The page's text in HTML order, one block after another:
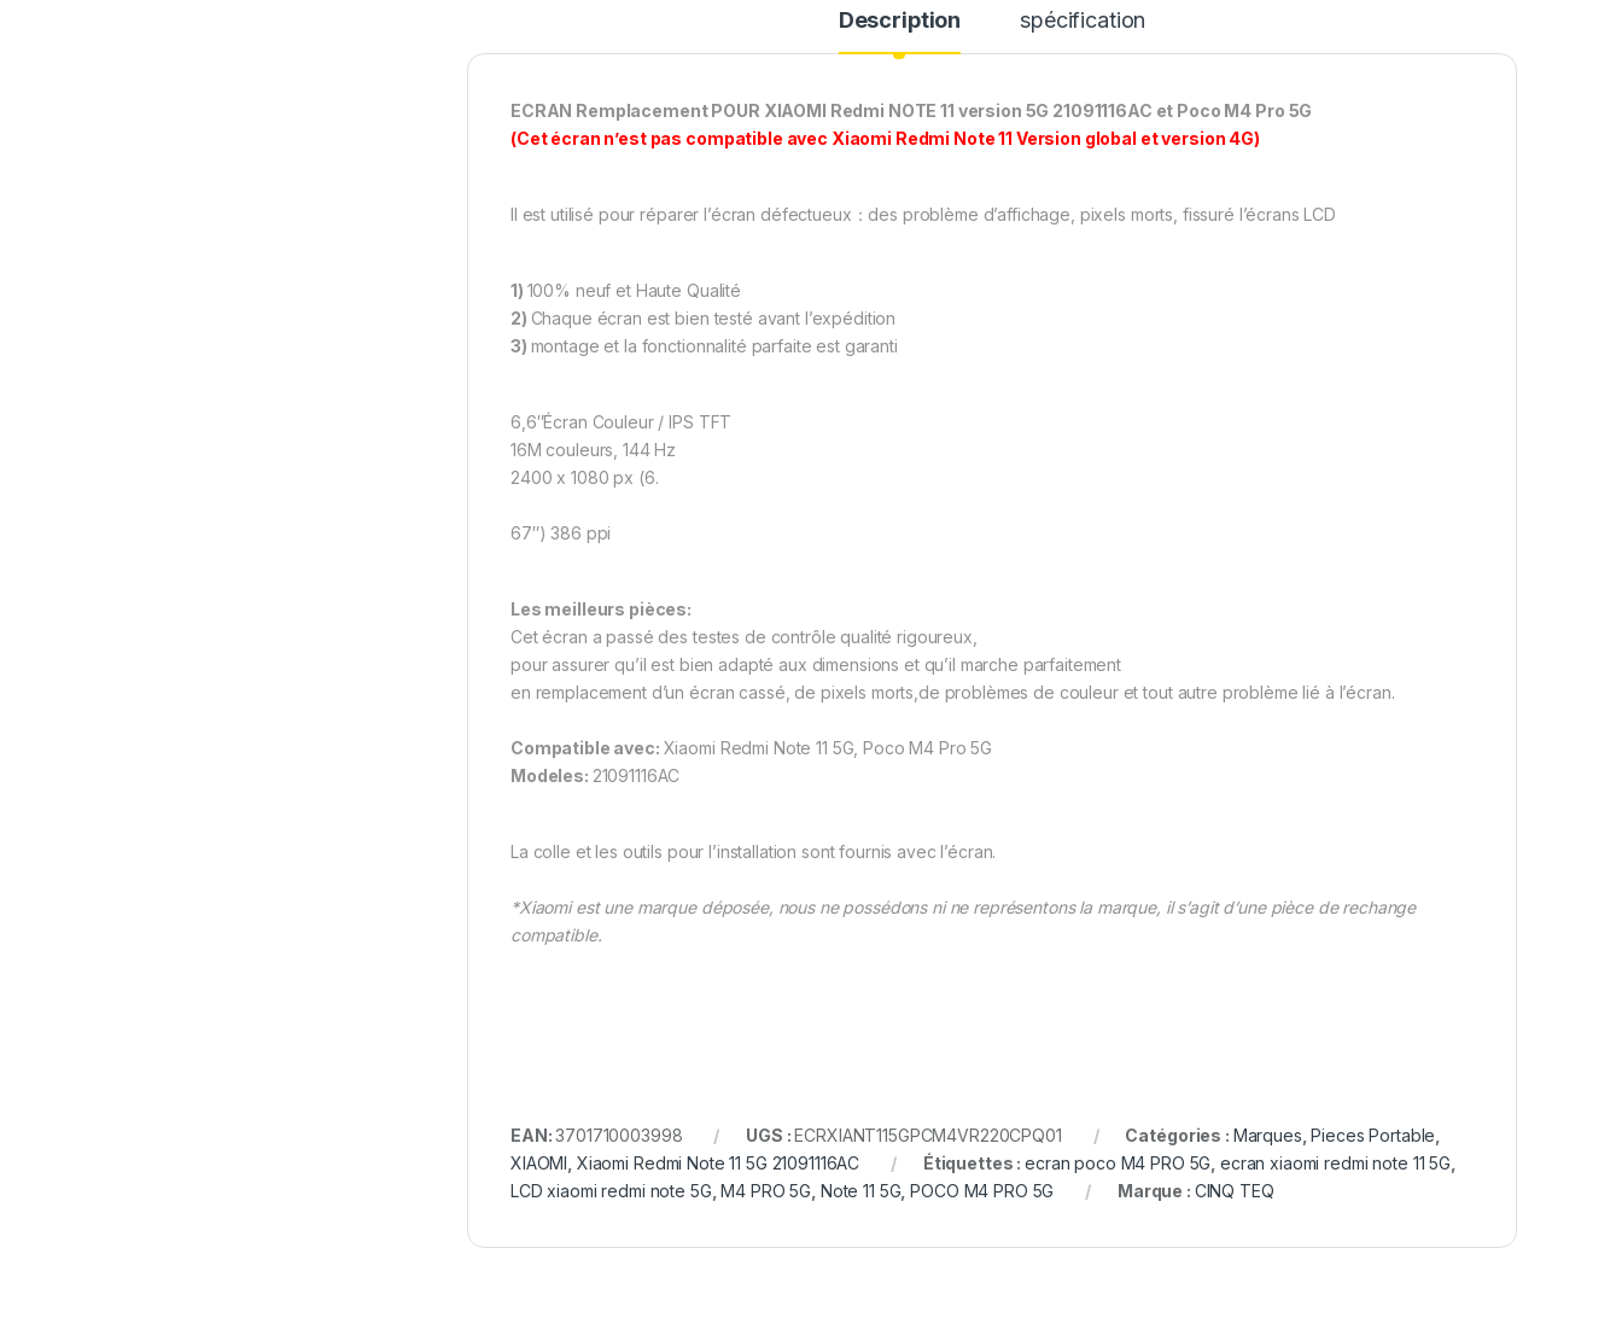
Description spécification
ECRAN Remplacement POUR XIAOMI Redmi NOTE 11 version 5G 21091116AC et Poco M4 Pro 5G
(Cet écran n’est pas compatible avec Xiaomi Redmi Note 11 Version global et version 4G)
Il est utilisé pour réparer l’écran défectueux：des problème d’affichage, pixels morts, fissuré l’écrans LCD
1) 100% neuf et Haute Qualité
2) Chaque écran est bien testé avant l’expédition
3) montage et la fonctionnalité parfaite est garanti
6,6″Écran Couleur / IPS TFT
16M couleurs, 144 Hz
2400 x 1080 px (6.
67″) 386 ppi
Les meilleurs pièces:
Cet écran a passé des testes de contrôle qualité rigoureux,
pour assurer qu’il est bien adapté aux dimensions et qu’il marche parfaitement
en remplacement d’un écran cassé, de pixels morts,de problèmes de couleur et tout autre problème lié à l’écran.
Compatible avec: Xiaomi Redmi Note 11 5G, Poco M4 Pro 5G
Modeles: 21091116AC
La colle et les outils pour l’installation sont fournis avec l’écran.
*Xiaomi est une marque déposée, nous ne possédons ni ne représentons la marque, il s’agit d’une pièce de rechange
compatible.
EAN:3701710003998 UGS :ECRXIANT115GPCM4VR220CPQ01 Catégories : Marques ,Pieces Portable
XIAOMI Xiaomi Redmi Note 11 5G 21091116AC Étiquettes :ecran poco M4 PRO 5G ecran xiaomi redmi note 11 5G
LCD xiaomi redmi note 5G ,M4 PRO 5G Note 11 5G ,POCO M4 PRO 5G Marque : CINQ TEQ